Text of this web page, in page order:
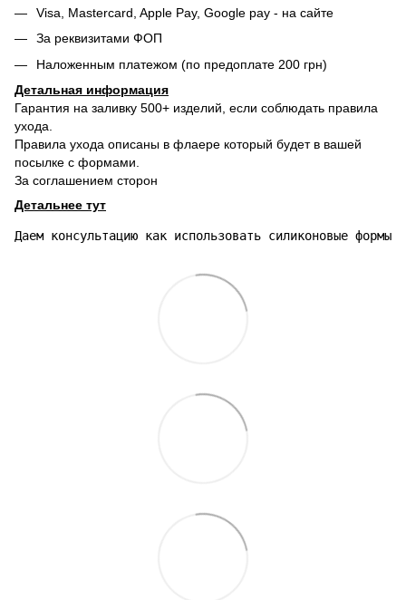
Visa, Mastercard, Apple Pay, Google pay - на сайте
За реквизитами ФОП
Наложенным платежом (по предоплате 200 грн)
Детальная информация
Гарантия на заливку 500+ изделий, если соблюдать правила
ухода.
Правила ухода описаны в флаере который будет в вашей
посылке с формами.
За соглашением сторон
Детальнее тут
Даем консультацию как использовать силиконовые формы